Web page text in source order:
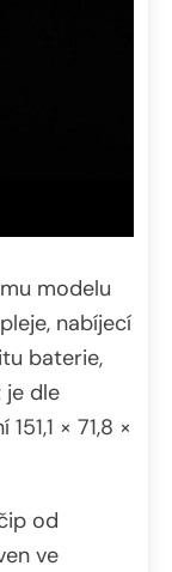
modelu
nabíjecí
baterie,
dle
× 71,8 ×
od
ve